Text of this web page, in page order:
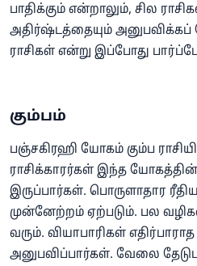
பாதிக்கும் என்றாலும், சில
அதிர்ஷ்டத்தையும்
ராசிகள் என்று இப்போது
கும்பம்
பஞ்சகிரஹி யோகம் கும்ப
ராசிக்காரர்கள் இந்த
இருப்பார்கள். பொருளாதார
முன்னேற்றம் ஏற்படும். பல
வரும். வியாபாரிகள்
அனுபவிப்பார்கள். வேலை